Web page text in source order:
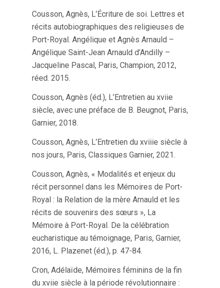
Cousson, Agnès, L’Écriture de soi. Lettres et
récits autobiographiques des religieuses de
Port-Royal. Angélique et Agnès Arnauld –
Angélique Saint-Jean Arnauld d’Andilly –
Jacqueline Pascal, Paris, Champion, 2012,
réed. 2015.
Cousson, Agnès (éd.), L’Entretien au xviie
siècle, avec une préface de B. Beugnot, Paris,
Garnier, 2018.
Cousson, Agnès, L’Entretien du xviiie siècle à
nos jours, Paris, Classiques Garnier, 2021.
Cousson, Agnès, « Modalités et enjeux du
récit personnel dans les Mémoires de Port-
Royal : la Relation de la mère Arnauld et les
récits de souvenirs des sœurs », La
Mémoire à Port-Royal. De la célébration
eucharistique au témoignage, Paris, Garnier,
2016, L. Plazenet (éd.), p. 47-84.
Cron, Adélaïde, Mémoires féminins de la fin
du xviie siècle à la période révolutionnaire :